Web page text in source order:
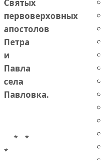
Святых
первоверховных
апостолов
Петра
и
Павла
села
Павловка.
* *
*